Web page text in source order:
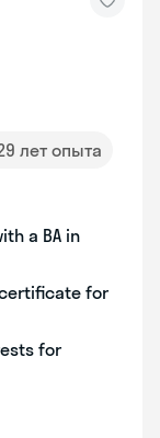
лет опыта
a BA in
for
for